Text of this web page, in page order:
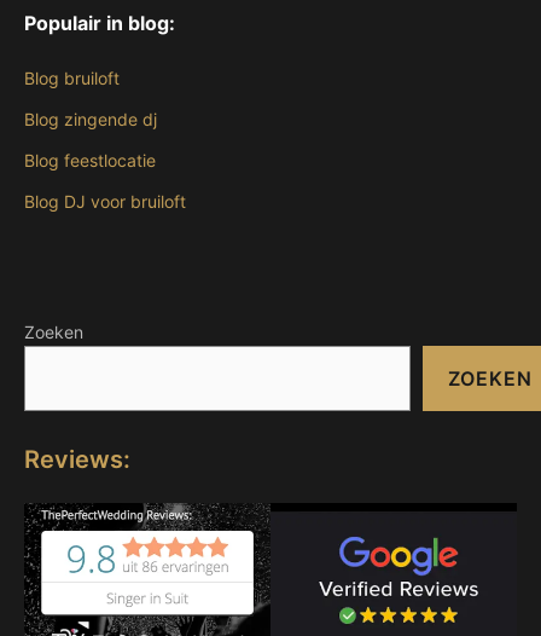
Populair in blog:
Blog bruiloft
Blog zingende dj
Blog feestlocatie
Blog DJ voor bruiloft
Zoeken
ZOEKEN
Reviews: